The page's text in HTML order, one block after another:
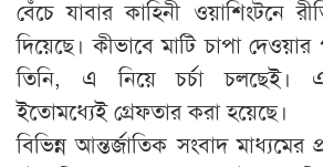
বেঁচে যাবার কাহিনী ওয়াশিংটনে
দিয়েছে। কীভাবে মাটি চাপা
তিনি, এ নিয়ে চর্চা চলছেই।
ইতোমধ্যেই গ্রেফতার করা হয়েছে।
বিভিন্ন আন্তর্জাতিক সংবাদ মাধ্যমের